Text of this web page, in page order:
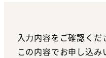
入力内容をご確認くだ
この内容でお申し込み